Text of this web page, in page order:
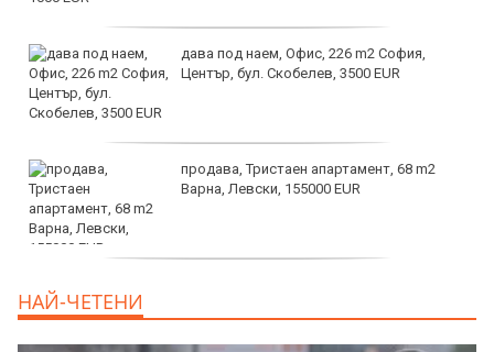
дава под наем, Офис, 226 m2 София,
Център, бул. Скобелев, 3500 EUR
продава, Тристаен апартамент, 68 m2
Варна, Левски, 155000 EUR
НАЙ-ЧЕТЕНИ